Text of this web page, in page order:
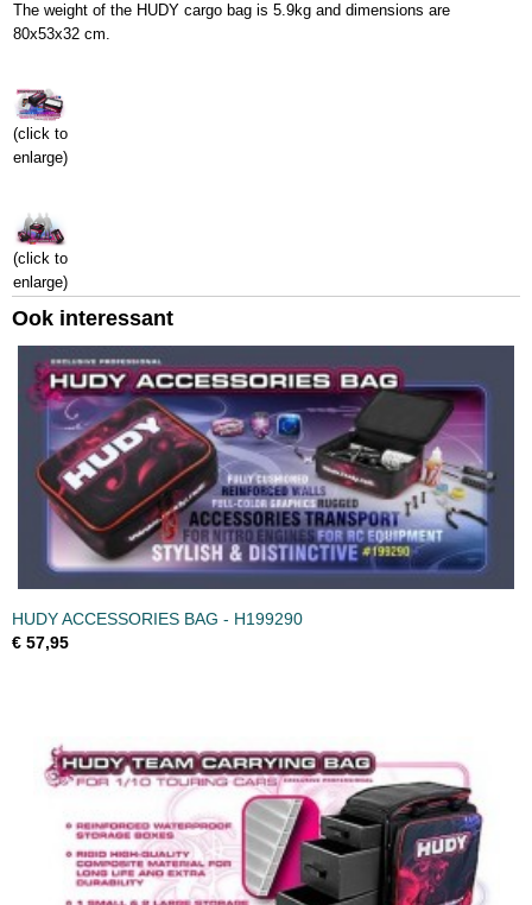
The weight of the HUDY cargo bag is 5.9kg and dimensions are
80x53x32 cm.
(click to
enlarge)
(click to
enlarge)
Ook interessant
HUDY ACCESSORIES BAG - H199290
€ 57,95